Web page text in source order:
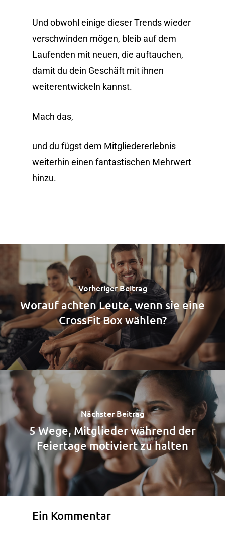
Und obwohl einige dieser Trends wieder
verschwinden mögen, bleib auf dem
Laufenden mit neuen, die auftauchen,
damit du dein Geschäft mit ihnen
weiterentwickeln kannst.
Mach das,
und du fügst dem Mitgliedererlebnis
weiterhin einen fantastischen Mehrwert
hinzu.
Vorheriger Beitrag
Worauf achten Leute, wenn sie eine
CrossFit Box wählen?
Nächster Beitrag
5 Wege, Mitglieder während der
Feiertage motiviert zu halten
Ein Kommentar